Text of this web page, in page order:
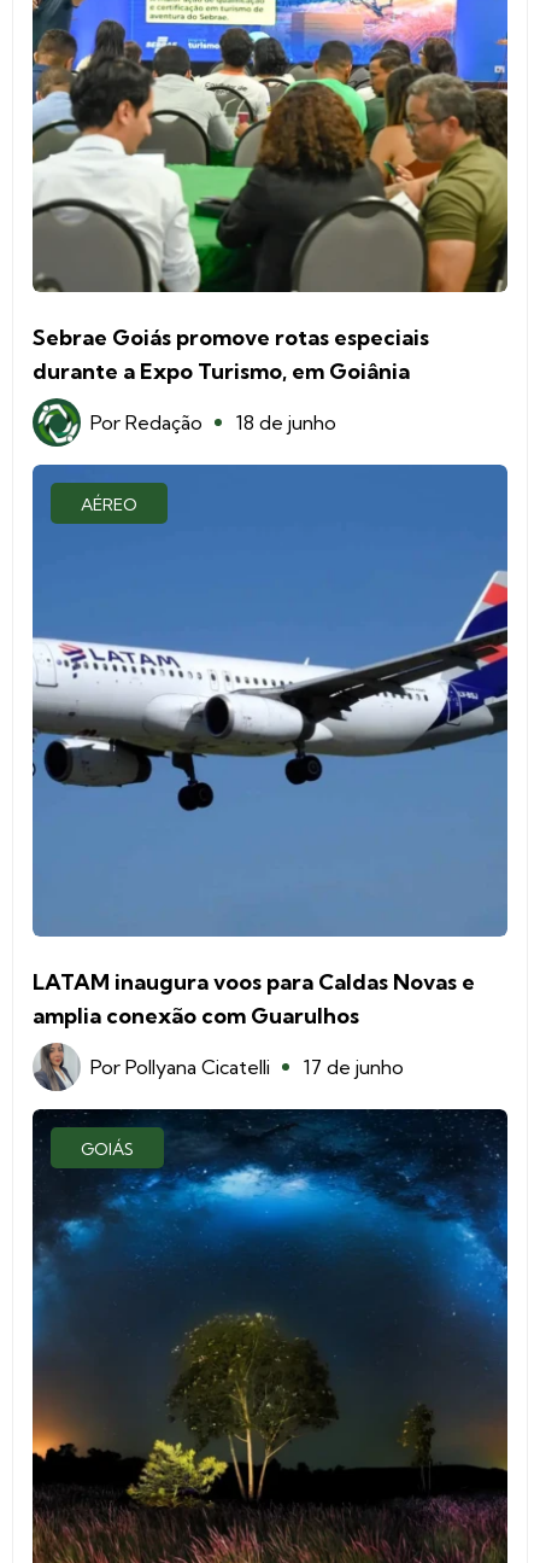
Sebrae Goiás promove rotas especiais
durante a Expo Turismo, em Goiânia
Por Redação 18 de junho
AÉREO
LATAM inaugura voos para Caldas Novas e
amplia conexão com Guarulhos
Por Pollyana Cicatelli 17 de junho
GOIÁS